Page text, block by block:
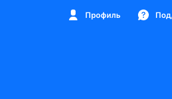
Профиль